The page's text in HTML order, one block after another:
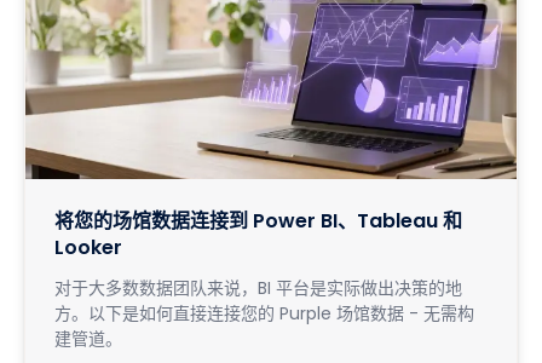
将您的场馆数据连接到 Power BI、Tableau 和
Looker
对于大多数数据团队来说，BI 平台是实际做出决策的地
方。以下是如何直接连接您的 Purple 场馆数据 - 无需构
建管道。